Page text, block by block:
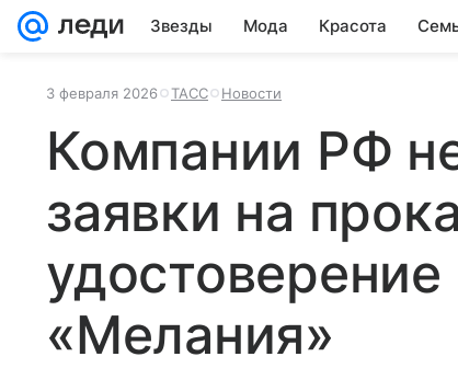
Звезды Мода Красота
3 февраля 2026 ТАСС Новости
Компании РФ
заявки на
«Мелания»